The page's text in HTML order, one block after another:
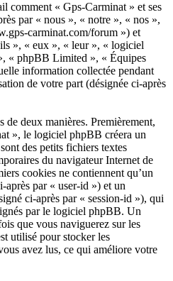
comment « Gps-Carminat » et ses
par « nous », « notre », « nos »,
carminat.com/forum ») et
», « eux », « leur », « logiciel
« phpBB Limited », « Équipes
information collectée pendant
de votre part (désignée ci-après
de deux manières. Premièrement,
», le logiciel phpBB créera un
des petits fichiers textes
du navigateur Internet de
cookies ne contiennent qu’un
par « user-id ») et un
ci-après par « session-id »), qui
par le logiciel phpBB. Un
que vous naviguerez sur les
utilisé pour stocker les
avez lus, ce qui améliore votre